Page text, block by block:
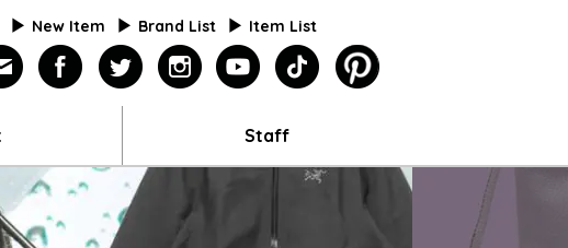
New Item Brand List Item List
tiktok
youtube
instagram
twitter
facebook
mailmagazine
Staff